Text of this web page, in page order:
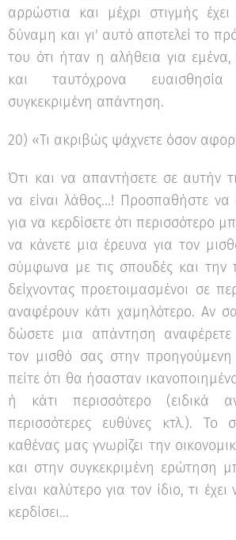
αρρώστια και μέχρι στιγμής έχει
δύναμη και γι' αυτό αποτελεί το
του ότι ήταν η αλήθεια για εμένα,
και ταυτόχρονα
συγκεκριμένη απάντηση.
20) «Τι ακριβώς ψάχνετε όσον
Ότι και να απαντήσετε σε αυτήν
να είναι λάθος...! Προσπαθήστε να
για να κερδίσετε ότι περισσότερο
να κάνετε μια έρευνα για τον
σύμφωνα με τις σπουδές και την
δείχνοντας προετοιμασμένοι σε
αναφέρουν κάτι χαμηλότερο. Αν
δώσετε μια απάντηση
τον μισθό σας στην
πείτε ότι θα ήσασταν
ή κάτι περισσότερο (ειδικά
περισσότερες ευθύνες κτλ.). Το
καθένας μας γνωρίζει την
και στην συγκεκριμένη ερώτηση
είναι καλύτερο για τον ίδιο, τι
κερδίσει...